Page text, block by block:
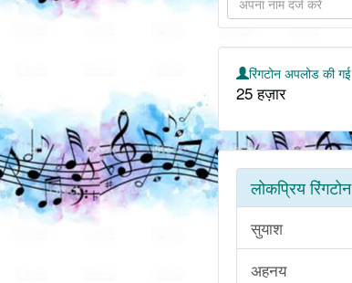
रिंगटोन अपलोड की गई
25 हज़ार
लोकप्रिय रिंगटोन
सुयाश
अहनय